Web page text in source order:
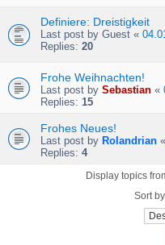
Definiere: Dreistigkeit
Last post by Guest «
Replies: 20
Frohe Weihnachten!
Last post by Sebastian «
Replies: 15
Frohes Neues!
Last post by Rolandrian «
Replies: 4
Display topics
Sort by